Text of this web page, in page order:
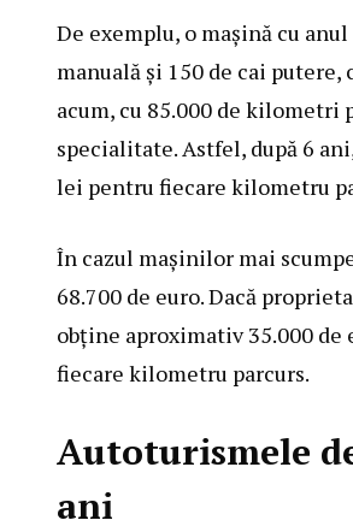
De exemplu, o mașină cu
manuală și 150 de cai
acum, cu 85.000 de kilometri
specialitate. Astfel, după 6
lei pentru fiecare kilometru
În cazul mașinilor mai
68.700 de euro. Dacă
obține aproximativ 35.000 de
fiecare kilometru parcurs.
Autoturismele
ani